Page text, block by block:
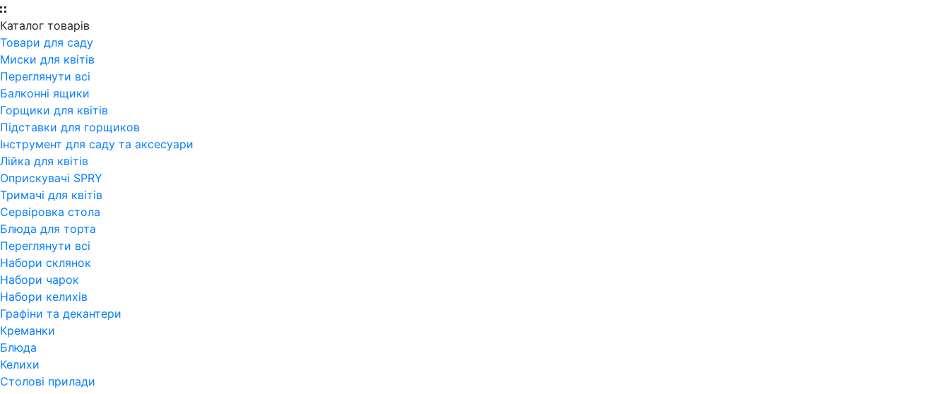
Каталог товарів
Товари для саду
Миски для квітів
Переглянути всi
Балконні ящики
Горщики для квітів
Підставки для горщиков
Інструмент для саду та аксесуари
Лійка для квітів
Оприскувачі SPRY
Тримачі для квітів
Сервіровка стола
Блюда для торта
Переглянути всi
Набори склянок
Набори чарок
Набори келихів
Графіни та декантери
Креманки
Блюда
Келихи
Столові прилади